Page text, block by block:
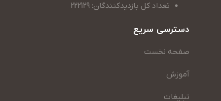
تعداد کل بازدیدکنندگان: 222129
دسترسی سریع
صفحه نخست
آموزش
تبلیغات